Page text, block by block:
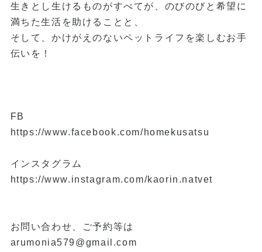
生きとし生けるものがすべてが、のびのびと希望に
満ちた生活を助けることと、
そして、かけがえのないペットライフを楽しむお手
伝いを！
FB
https://www.facebook.com/homekusatsu
インスタグラム
https://www.instagram.com/kaorin.natvet
お問い合わせ、ご予約等は
arumonia579@gmail.com